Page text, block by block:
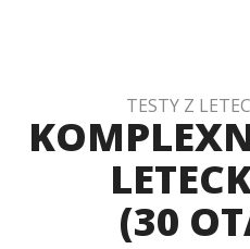
TESTY Z
(30